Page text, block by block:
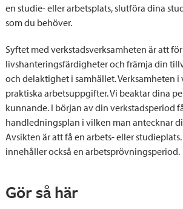
en studie- eller arbetsplats, slutföra dina
som du behöver.
Syftet med verkstadsverksamheten är att
livshanteringsfärdigheter och främja din
och delaktighet i samhället. Verksamheten i
praktiska arbetsuppgifter. Vi beaktar dina
kunnande. I början av din verkstadsperiod
handledningsplan i vilken man antecknar
Avsikten är att få en arbets- eller
innehåller också en arbetsprövningsperiod.
Gör så här